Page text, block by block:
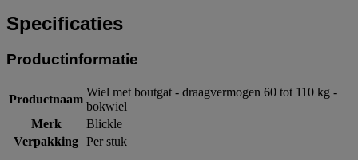
Specificaties
Productinformatie
Productnaam
Wiel met boutgat - draagvermogen 60 tot 110 kg -
bokwiel
Merk
Blickle
Verpakking Per stuk